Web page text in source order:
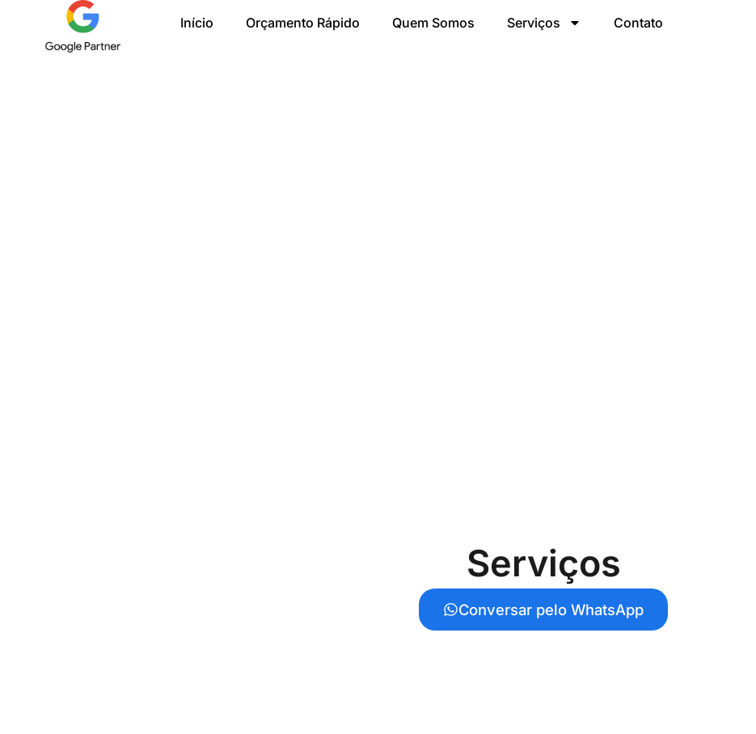
Início Orçamento Rápido Quem Somos Serviços Contato
Serviços
Conversar pelo WhatsApp